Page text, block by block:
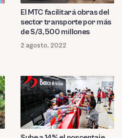
El MTC facilitará obras del
sector transporte por más
de S/3,500 millones
2 agosto, 2022